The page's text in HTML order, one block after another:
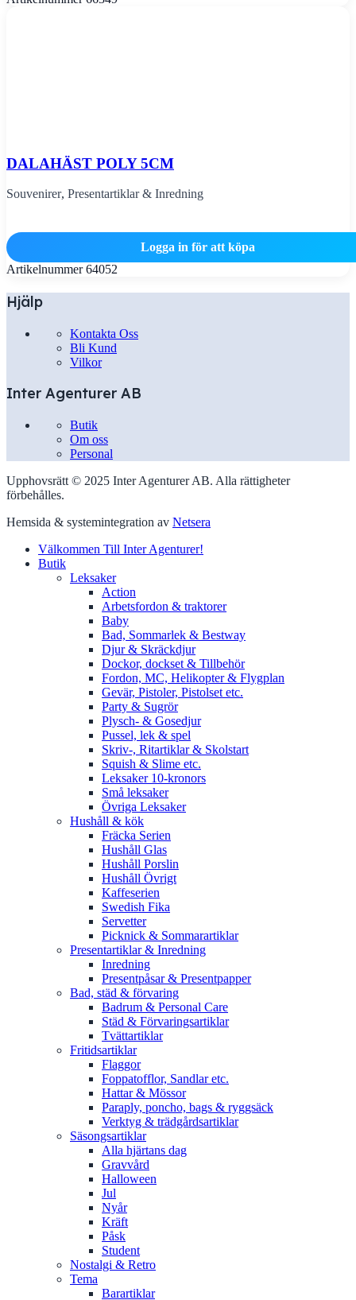
DALAHÄST POLY 5CM
Souvenirer, Presentartiklar & Inredning
Logga in för att köpa
Artikelnummer64052
Hjälp
Kontakta Oss
Bli Kund
Vilkor
Inter Agenturer AB
Butik
Om oss
Personal
Upphovsrätt © 2025 Inter Agenturer AB. Alla rättigheter
förbehålles.
Hemsida & systemintegration av Netsera
Välkommen Till Inter Agenturer!
Butik
Leksaker
Action
Arbetsfordon & traktorer
Baby
Bad, Sommarlek & Bestway
Djur & Skräckdjur
Dockor, dockset & Tillbehör
Fordon, MC, Helikopter & Flygplan
Gevär, Pistoler, Pistolset etc.
Party & Sugrör
Plysch- & Gosedjur
Pussel, lek & spel
Skriv-, Ritartiklar & Skolstart
Squish & Slime etc.
Leksaker 10-kronors
Små leksaker
Övriga Leksaker
Hushåll & kök
Fräcka Serien
Hushåll Glas
Hushåll Porslin
Hushåll Övrigt
Kaffeserien
Swedish Fika
Servetter
Picknick & Sommarartiklar
Presentartiklar & Inredning
Inredning
Presentpåsar & Presentpapper
Bad, städ & förvaring
Badrum & Personal Care
Städ & Förvaringsartiklar
Tvättartiklar
Fritidsartiklar
Flaggor
Foppatofflor, Sandlar etc.
Hattar & Mössor
Paraply, poncho, bags & ryggsäck
Verktyg & trädgårdsartiklar
Säsongsartiklar
Alla hjärtans dag
Gravvård
Halloween
Jul
Nyår
Kräft
Påsk
Student
Nostalgi & Retro
Tema
Barartiklar